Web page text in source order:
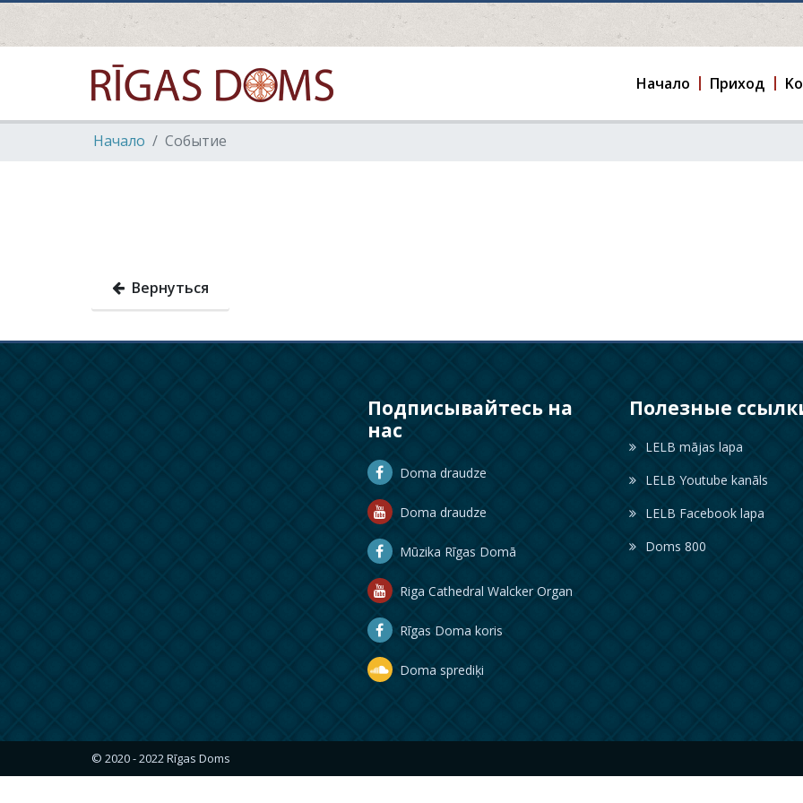
Hачало Приход
Hачало Событие
Вернуться
Подписывайтесь на
нас
Doma draudze
Doma draudze
Mūzika Rīgas Domā
Riga Cathedral Walcker Organ
Rīgas Doma koris
Doma sprediķi
Полезные
LELB mājas lapa
LELB Youtube kanāls
LELB Facebook lapa
Doms 800
© 2020 - 2022 Rīgas Doms